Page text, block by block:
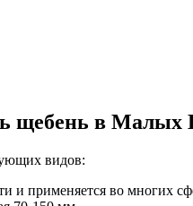
щебень в Малых
видов:
и применяется во многих